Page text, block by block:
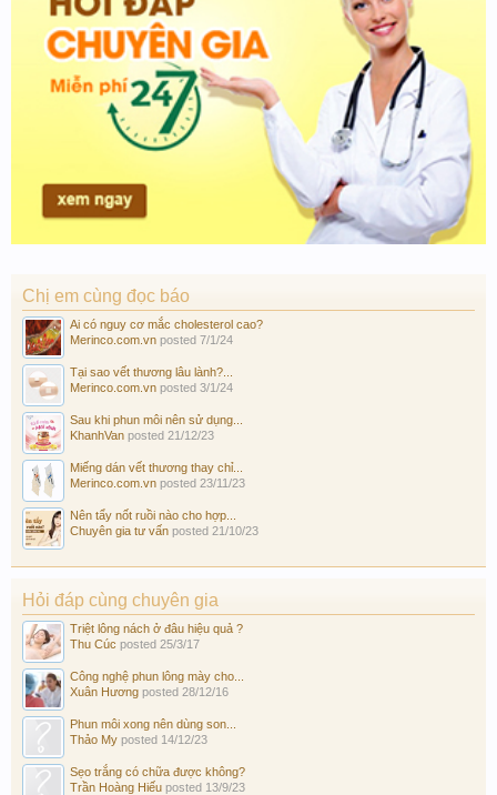
Chị em cùng đọc báo
Ai có nguy cơ mắc cholesterol cao?
Merinco.com.vn posted 7/1/24
Tại sao vết thương lâu lành?...
Merinco.com.vn posted 3/1/24
Sau khi phun môi nên sử dụng...
KhanhVan posted 21/12/23
Miếng dán vết thương thay chỉ...
Merinco.com.vn posted 23/11/23
Nên tẩy nốt ruồi nào cho hợp...
Chuyên gia tư vấn posted 21/10/23
Hỏi đáp cùng chuyên gia
Triệt lông nách ở đâu hiệu quả ?
Thu Cúc posted 25/3/17
Công nghệ phun lông mày cho...
Xuân Hương posted 28/12/16
Phun môi xong nên dùng son...
Thảo My posted 14/12/23
Sẹo trắng có chữa được không?
Trần Hoàng Hiếu posted 13/9/23